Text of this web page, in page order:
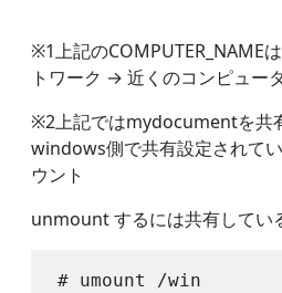
※1上記のCOMPUTER_NAME
トワーク → 近くのコンピュー
※2上記ではmydocumentを共
windows側で共有設定されて
ウント
unmount するには共有してい